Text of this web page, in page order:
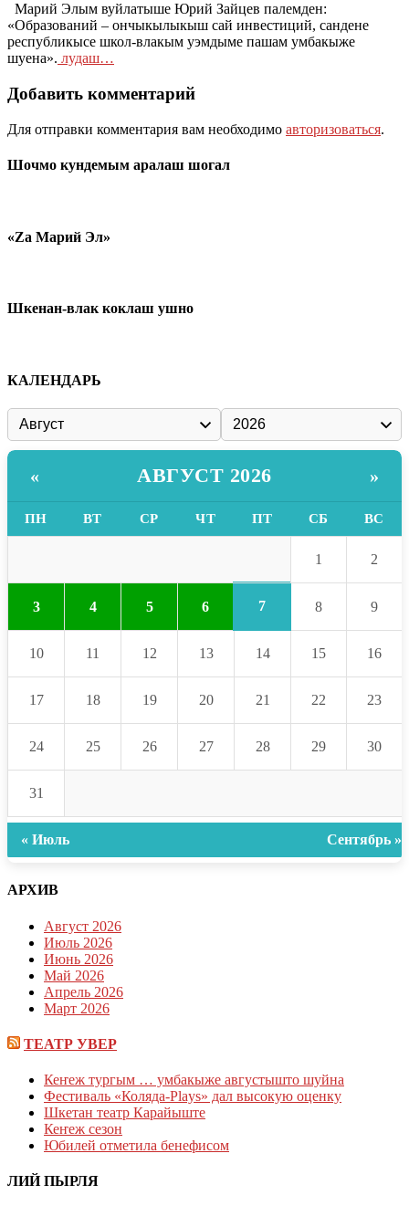
Марий Элым вуйлатыше Юрий Зайцев палемден:
«Образований – ончыкылыкыш сай инвестиций, сандене
республикысе школ-влакым уэмдыме пашам умбакыже
шуена». лудаш…
Добавить комментарий
Для отправки комментария вам необходимо авторизоваться.
Шочмо кундемым аралаш шогал
«Zа Марий Эл»
Шкенан-влак коклаш ушно
КАЛЕНДАРЬ
« АВГУСТ 2026 »
ПН ВТ СР ЧТ ПТ СБ ВС
1 2
3 4 5 6 7 8 9
10 11 12 13 14 15 16
17 18 19 20 21 22 23
24 25 26 27 28 29 30
31
« Июль Сентябрь »
АРХИВ
Август 2026
Июль 2026
Июнь 2026
Май 2026
Апрель 2026
Март 2026
ТЕАТР УВЕР
Кеҥеж тургым … умбакыже августышто шуйна
Фестиваль «Коляда-Plays» дал высокую оценку
Шкетан театр Карайыште
Кеҥеж сезон
Юбилей отметила бенефисом
ЛИЙ ПЫРЛЯ